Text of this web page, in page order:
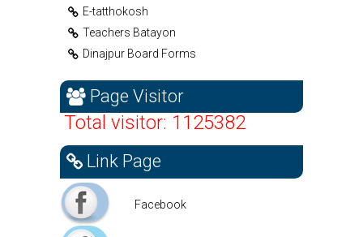
E-tatthokosh
Teachers Batayon
Dinajpur Board Forms
Page Visitor
Total visitor: 1125382
Link Page
Facebook
Facebook